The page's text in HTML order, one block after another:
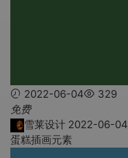
2022-06-04
329
免费
雪莱设计 2022-06-04
蛋糕插画元素